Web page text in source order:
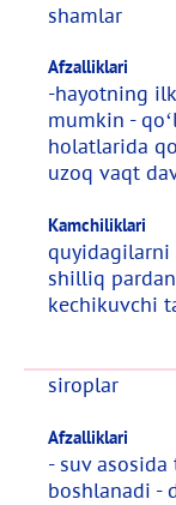
shamlar
Afzalliklari
-hayotning
mumkin -
holatlarida
uzoq vaqt
Kamchiliklari
shilliq
kechikuvchi
siroplar
Afzalliklari
- suv
boshlanadi -